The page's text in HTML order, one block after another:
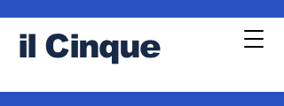
il Cinque